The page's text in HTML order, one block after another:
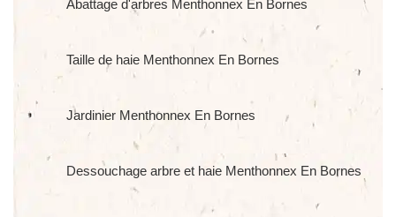
Abattage d'arbres Menthonnex En Bornes
Taille de haie Menthonnex En Bornes
Jardinier Menthonnex En Bornes
Dessouchage arbre et haie Menthonnex En Bornes